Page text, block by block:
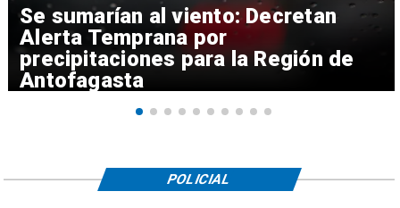
Se sumarían al viento: Decretan
Alerta Temprana por
precipitaciones para la Región de
Antofagasta
POLICIAL